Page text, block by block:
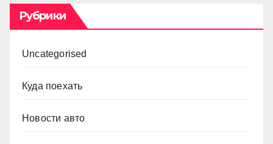
Рубрики
Uncategorised
Куда поехать
Новости авто